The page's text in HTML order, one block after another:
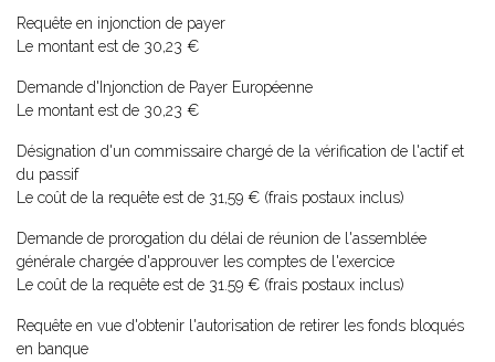
Requête en injonction de payer
Le montant est de 30,23 €
Demande d'Injonction de Payer Européenne
Le montant est de 30,23 €
Désignation d'un commissaire chargé de la vérification de l'actif et
du passif
Le coût de la requête est de 31,59 € (frais postaux inclus)
Demande de prorogation du délai de réunion de l'assemblée
générale chargée d'approuver les comptes de l'exercice
Le coût de la requête est de 31.59 € (frais postaux inclus)
Requête en vue d'obtenir l'autorisation de retirer les fonds bloqués
en banque